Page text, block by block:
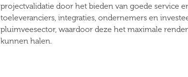
projectvalidatie door het bieden van goede service
toeleveranciers, integraties, ondernemers en
pluimveesector, waardoor deze het maximale
kunnen halen.